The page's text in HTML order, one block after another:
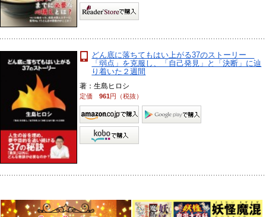
どん底に落ちてもはい上がる37のストーリー
「弱点」を克服し、「自己発見」と「決断」に辿
り着いた２週間
著：生島ヒロシ
定価961円（税抜）